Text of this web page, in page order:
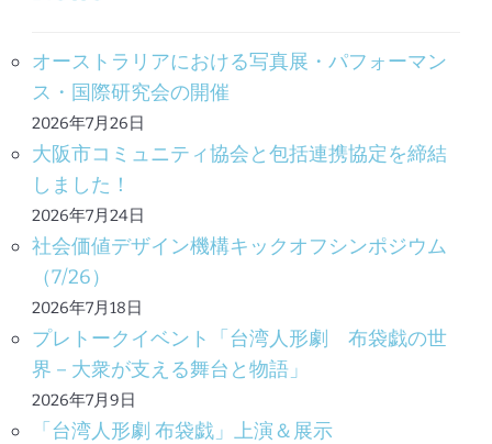
オーストラリアにおける写真展・パフォーマン
ス・国際研究会の開催
2026年7月26日
大阪市コミュニティ協会と包括連携協定を締結
しました！
2026年7月24日
社会価値デザイン機構キックオフシンポジウム
（7/26）
2026年7月18日
プレトークイベント「台湾人形劇 布袋戯の世
界－大衆が支える舞台と物語」
2026年7月9日
「台湾人形劇 布袋戯」上演＆展示